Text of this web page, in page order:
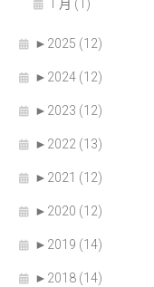
1 月 (1)
► 2025 (12)
► 2024 (12)
► 2023 (12)
► 2022 (13)
► 2021 (12)
► 2020 (12)
► 2019 (14)
► 2018 (14)